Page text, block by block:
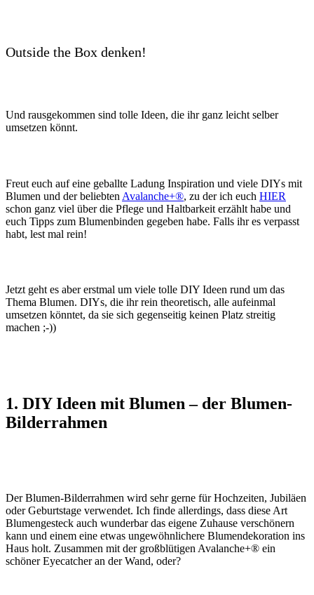
Outside the Box denken!
Und rausgekommen sind tolle Ideen, die ihr ganz leicht selber
umsetzen könnt.
Freut euch auf eine geballte Ladung Inspiration und viele DIYs mit
Blumen und der beliebten Avalanche+®, zu der ich euch HIER
schon ganz viel über die Pflege und Haltbarkeit erzählt habe und
euch Tipps zum Blumenbinden gegeben habe. Falls ihr es verpasst
habt, lest mal rein!
Jetzt geht es aber erstmal um viele tolle DIY Ideen rund um das
Thema Blumen. DIYs, die ihr rein theoretisch, alle aufeinmal
umsetzen könntet, da sie sich gegenseitig keinen Platz streitig
machen ;-))
1. DIY Ideen mit Blumen – der Blumen-
Bilderrahmen
Der Blumen-Bilderrahmen wird sehr gerne für Hochzeiten, Jubiläen
oder Geburtstage verwendet. Ich finde allerdings, dass diese Art
Blumengesteck auch wunderbar das eigene Zuhause verschönern
kann und einem eine etwas ungewöhnlichere Blumendekoration ins
Haus holt. Zusammen mit der großblütigen Avalanche+® ein
schöner Eyecatcher an der Wand, oder?